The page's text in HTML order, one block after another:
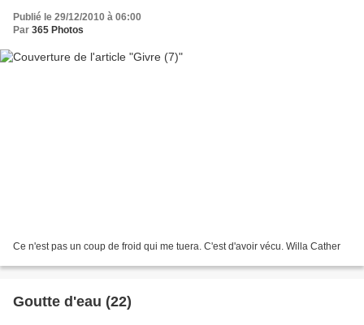
Publié le 29/12/2010 à 06:00
Par 365 Photos
Ce n'est pas un coup de froid qui me tuera. C'est d'avoir vécu. Willa Cather
Goutte d'eau (22)